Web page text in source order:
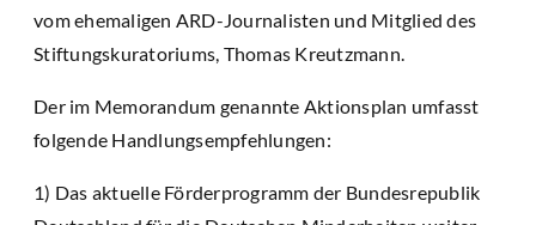
vom ehemaligen ARD-Journalisten und Mitglied des
Stiftungskuratoriums, Thomas Kreutzmann.
Der im Memorandum genannte Aktionsplan umfasst
folgende Handlungsempfehlungen:
1) Das aktuelle Förderprogramm der Bundesrepublik